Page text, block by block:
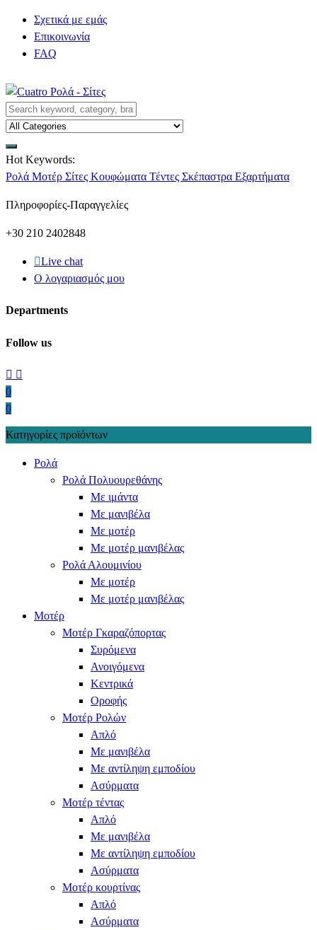
Σχετικά με εμάς
Επικοινωνία
FAQ
Hot Keywords:
Ρολά Μοτέρ Σίτες Κουφώματα Τέντες Σκέπαστρα Εξαρτήματα
Πληροφορίες-Παραγγελίες
+30 210 2402848
Live chat
Ο λογαριασμός μου
Departments
Follow us
0
0
Κατηγορίες προϊόντων
Ρολά
Ρολά Πολυουρεθάνης
Με ιμάντα
Με μανιβέλα
Με μοτέρ
Με μοτέρ μανιβέλας
Ρολά Αλουμινίου
Με μοτέρ
Με μοτέρ μανιβέλας
Μοτέρ
Μοτέρ Γκαραζόπορτας
Συρόμενα
Ανοιγόμενα
Κεντρικά
Οροφής
Μοτέρ Ρολών
Απλό
Με μανιβέλα
Με αντίληψη εμποδίου
Ασύρματα
Μοτέρ τέντας
Απλό
Με μανιβέλα
Με αντίληψη εμποδίου
Ασύρματα
Μοτέρ κουρτίνας
Απλό
Ασύρματα